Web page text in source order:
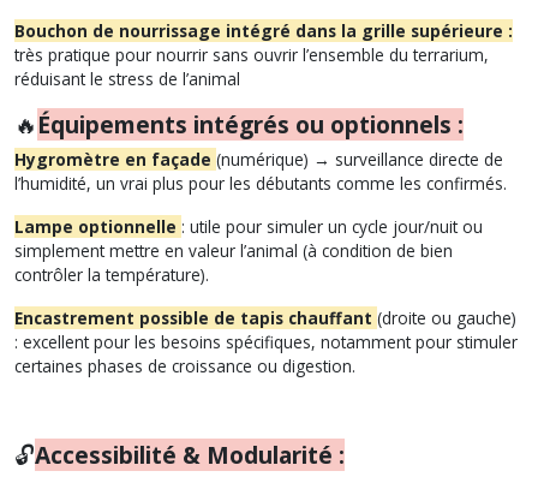
Bouchon de nourrissage intégré dans la grille supérieure :
très pratique pour nourrir sans ouvrir l’ensemble du terrarium,
réduisant le stress de l’animal
🔥Équipements intégrés ou optionnels :
Hygromètre en façade (numérique) → surveillance directe de
l’humidité, un vrai plus pour les débutants comme les confirmés.
Lampe optionnelle : utile pour simuler un cycle jour/nuit ou
simplement mettre en valeur l’animal (à condition de bien
contrôler la température).
Encastrement possible de tapis chauffant (droite ou gauche)
: excellent pour les besoins spécifiques, notamment pour stimuler
certaines phases de croissance ou digestion.
🔓Accessibilité & Modularité :